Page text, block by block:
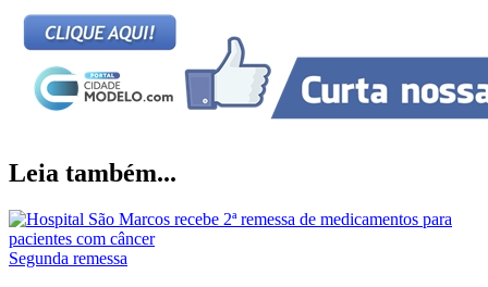
Leia também...
Segunda remessa